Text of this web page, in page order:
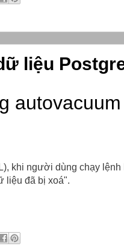
liệu
autovacuum
khi người dùng chạy
liệu đã bị xoá".